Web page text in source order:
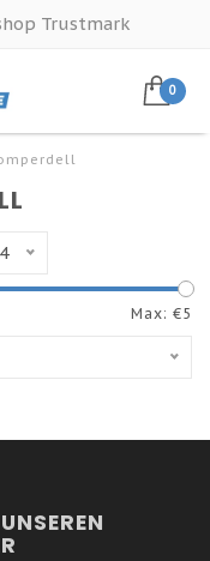
Trustmark
0
Max: €5